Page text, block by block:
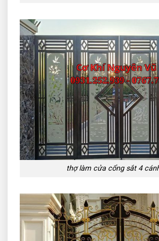
thợ làm cửa cổng sắt 4